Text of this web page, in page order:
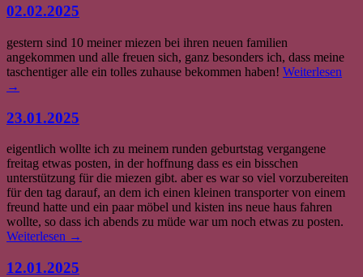
02.02.2025
gestern sind 10 meiner miezen bei ihren neuen familien
angekommen und alle freuen sich, ganz besonders ich, dass meine
taschentiger alle ein tolles zuhause bekommen haben! Weiterlesen
→
23.01.2025
eigentlich wollte ich zu meinem runden geburtstag vergangene
freitag etwas posten, in der hoffnung dass es ein bisschen
unterstützung für die miezen gibt. aber es war so viel vorzubereiten
für den tag darauf, an dem ich einen kleinen transporter von einem
freund hatte und ein paar möbel und kisten ins neue haus fahren
wollte, so dass ich abends zu müde war um noch etwas zu posten.
Weiterlesen →
12.01.2025